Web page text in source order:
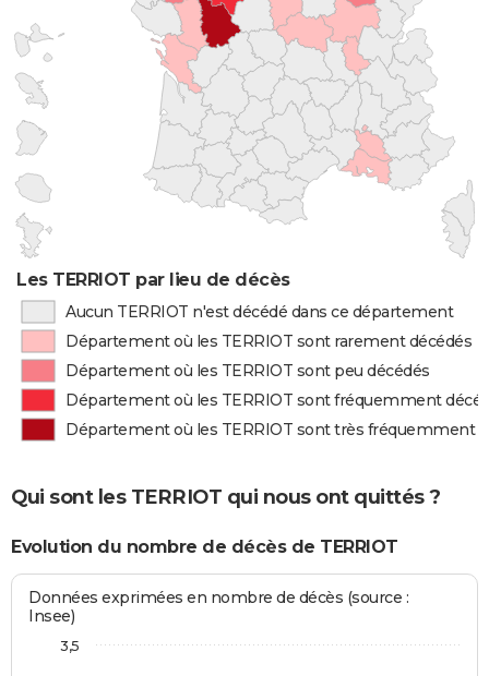
Les TERRIOT par lieu de décès
Aucun TERRIOT n'est décédé dans ce département
Département où les TERRIOT sont rarement décédés
Département où les TERRIOT sont peu décédés
Département où les TERRIOT sont fréquemment
Département où les TERRIOT sont très fréquemment
Qui sont les TERRIOT qui nous ont quittés ?
Evolution du nombre de décès de TERRIOT
Données exprimées en nombre de décès (source :
Insee)
3,5